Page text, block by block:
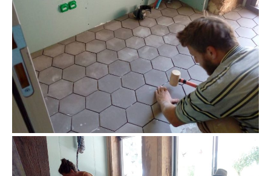
chantier tomette grise pose hexagonale joint
clair